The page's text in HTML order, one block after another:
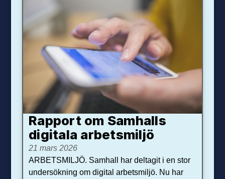
Rapport om Samhalls
digitala arbetsmiljö
21 mars 2026
ARBETSMILJÖ. Samhall har deltagit i en stor
undersökning om digital arbetsmiljö. Nu har